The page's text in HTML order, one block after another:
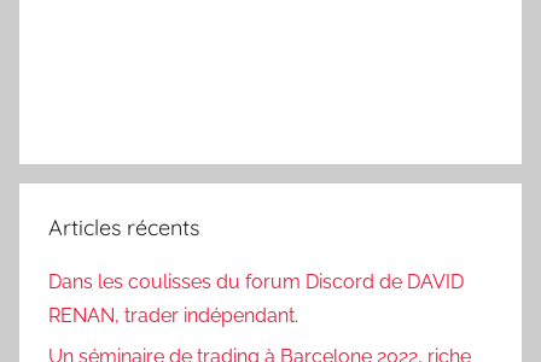
Articles récents
Dans les coulisses du forum Discord de DAVID
RENAN, trader indépendant.
Un séminaire de trading à Barcelone 2022, riche